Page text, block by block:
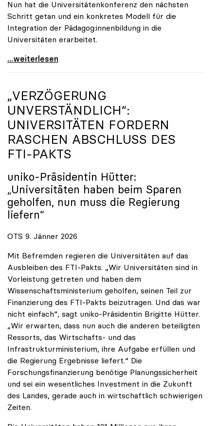
Nun hat die Universitätenkonferenz den nächsten
Schritt getan und ein konkretes Modell für die
Integration der Pädagog:innenbildung in die
Universitäten erarbeitet.
Schools of Education an den Universitäten: Für
...weiterlesen
„VERZÖGERUNG
UNVERSTÄNDLICH“:
UNIVERSITÄTEN FORDERN
RASCHEN ABSCHLUSS DES
FTI-PAKTS
uniko-Präsidentin Hütter:
„Universitäten haben beim Sparen
geholfen, nun muss die Regierung
liefern“
OTS 9. Jänner 2026
Mit Befremden regieren die Universitäten auf das
Ausbleiben des FTI-Pakts. „Wir Universitäten sind in
Vorleistung getreten und haben dem
Wissenschaftsministerium geholfen, seinen Teil zur
Finanzierung des FTI-Pakts beizutragen. Und das war
nicht einfach“, sagt uniko-Präsidentin Brigitte Hütter.
„Wir erwarten, dass nun auch die anderen beteiligten
Ressorts, das Wirtschafts- und das
Infrastrukturministerium, ihre Aufgabe erfüllen und
die Regierung Ergebnisse liefert.“ Die
Forschungsfinanzierung benötige Planungssicherheit
und sei ein wesentliches Investment in die Zukunft
des Landes, gerade auch in wirtschaftlich schwierigen
Zeiten.